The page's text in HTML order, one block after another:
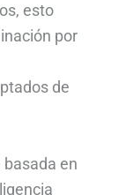
esto
por
de
en